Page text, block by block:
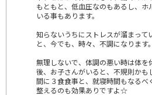
もともと、低血圧なのもあるし、
いる事もあります。
知らないうちにストレスが溜まって
と、今でも、時々、不調になります。
無理しないで、体調の悪い時は体を
後、お子さんがいると、不規則か
間に３食食事と、就寝時間もなるべ
整えるのも効果ありですよ☆